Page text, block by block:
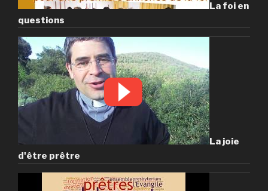
La foi en
questions
La joie
d'être prêtre